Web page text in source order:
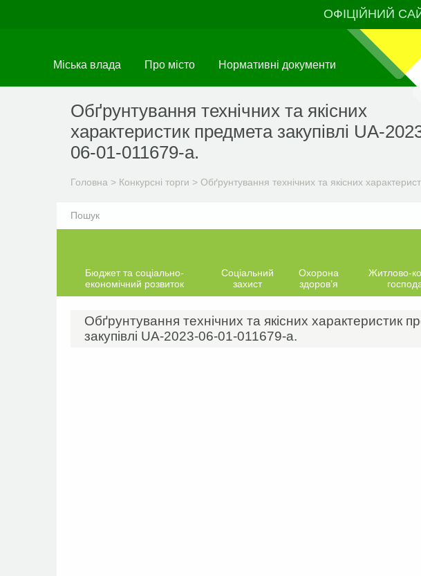
ОФІЦІЙНИЙ
Міська влада Про місто Нормативні документи
Обґрунтування технічних та якісних
характеристик предмета закупівлі UA-
06-01-011679-а.
Головна > Конкурсні торги > Обґрунтування технічних та якісних
Бюджет та соціально-
економічний розвиток
Соціальний
захист
Охорона
здоров’я
Житлово-
Обґрунтування технічних та якісних характеристик
закупівлі UA-2023-06-01-011679-а.